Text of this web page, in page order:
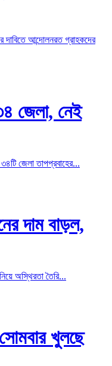
দাবিতে আন্দোলনরত গ্রাহকদের
জেলা, নেই
জেলা তাপপ্রবাহের...
দাম বাড়ল,
অস্থিরতা তৈরি...
খুলছে